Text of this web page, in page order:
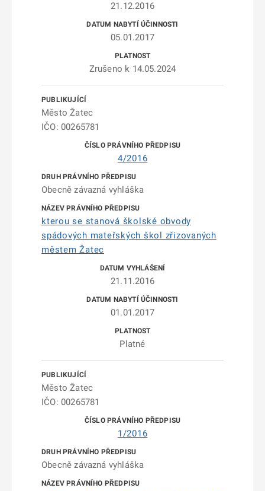
21.12.2016
05.01.2017
Zrušeno k 14.05.2024
Město Žatec
IČO: 00265781
4/2016
Obecně závazná vyhláška
kterou se stanová školské obvody
spádových mateřských škol zřizovaných
městem Žatec
21.11.2016
01.01.2017
Platné
Město Žatec
IČO: 00265781
1/2016
Obecně závazná vyhláška